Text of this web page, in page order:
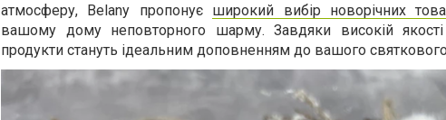
атмосферу, Belany пропонує широкий вибір новорічних
вашому дому неповторного шарму. Завдяки високій
продукти стануть ідеальним доповненням до вашого